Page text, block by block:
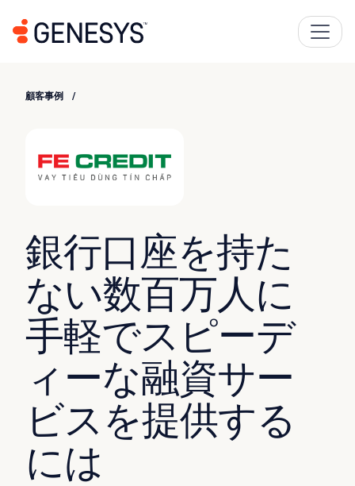
顧客事例
銀行口座を持た
ない数百万人に
手軽でスピーデ
ィーな融資サー
ビスを提供する
には